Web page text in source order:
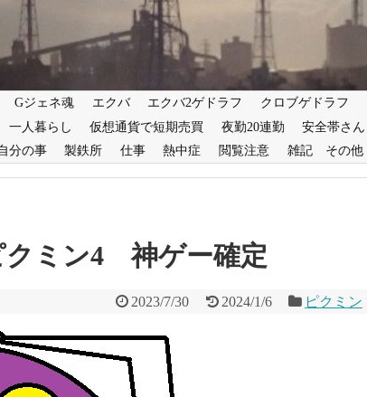
Gジェネ魂 エクバ エクバ2ゲドラフ クロブゲドラフ
一人暮らし 仮想通貨で短期売買 夜勤20連勤 安全帯さん
分の事 製鉄所 仕事 熱中症 閲覧注意 雑記 その他
クミン4 神ゲー確定
2023/7/30 2024/1/6 ピクミン